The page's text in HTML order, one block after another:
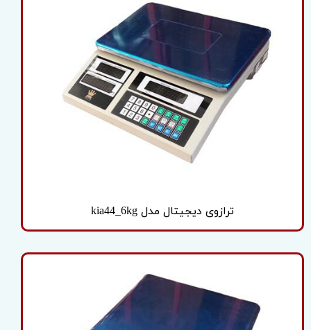
ترازوی دیجیتال مدل kia44_6kg